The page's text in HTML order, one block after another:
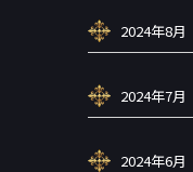
2024年8月
2024年7月
2024年6月